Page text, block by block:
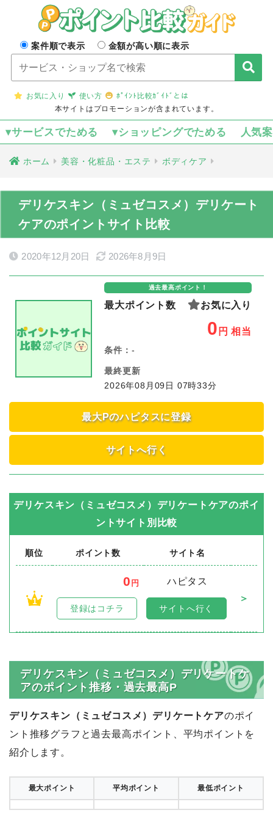
案件順で表示 金額が高い順に表示
お気に入り 使い方
ﾎﾟｲﾝﾄ比較ｶﾞｲﾄﾞとは
本サイトはプロモーションが含まれています。
▾サービスでためる ▾ショッピングでためる 人気
ホーム 美容・化粧品・エステ ボディケア
デリケスキン（ミュゼコスメ）デリケート
ケアのポイントサイト比較
2020年12月20日 2026年8月9日
過去最高ポイント！
最大ポイント数 お気に入り
0 円 相当
条件： -
最終更新
2026年08月09日 07時33分
最大Pのハピタスに登録
サイトへ行く
デリケスキン（ミュゼコスメ）デリケートケアのポイ
ントサイト別比較
順位 ポイント数 サイト名
1
0 円
ハピタス
＞
登録はコチラ サイトへ行く
デリケスキン（ミュゼコスメ）デリケートケ
アのポイント推移・過去最高P
デリケスキン（ミュゼコスメ）デリケートケアのポイ
ント推移グラフと過去最高ポイント、平均ポイントを
紹介します。
最大ポイント 平均ポイント 最低ポイント